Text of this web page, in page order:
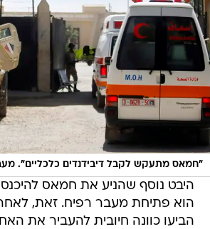
"חמאס מתעקש לקבל דיבידנדים כלכליים".
היבט נוסף שהניע את חמאס
הוא פתיחת מעבר רפיח. זאת,
הביעו כוונה חיובית להעביר את